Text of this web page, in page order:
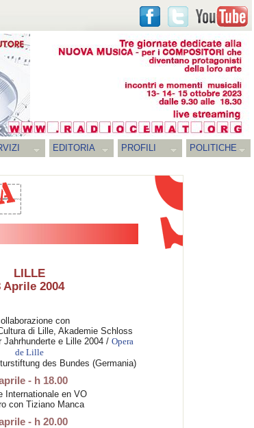
EDITORIA PROFILI
POLITICHE
LILLE
Aprile 2004
con
di Lille, Akademie Schloss
e Lille 2004 / Opera
de Lille
des Bundes (Germania)
- h 18.00
Internationale en VO
con Tiziano Manca
- h 20.00